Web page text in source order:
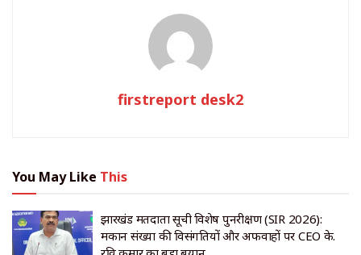
firstreport desk2
You May Like This
झारखंड मतदाता सूची विशेष पुनरीक्षण (SIR 2026):
मकान संख्या की विसंगतियों और अफवाहों पर CEO के.